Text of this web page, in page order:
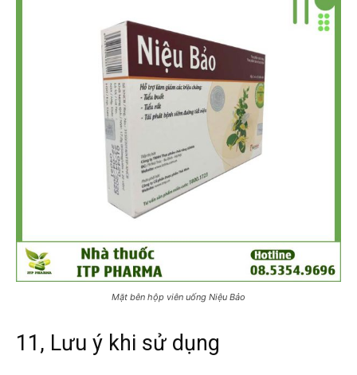
Mặt bên hộp viên uống Niệu Bảo
11, Lưu ý khi sử dụng